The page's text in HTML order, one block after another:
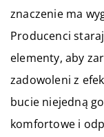
znaczenie ma
Producenci
elementy, aby
zadowoleni z
bucie niejedną
komfortowe i